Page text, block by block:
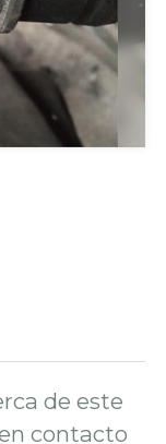
de este
contacto